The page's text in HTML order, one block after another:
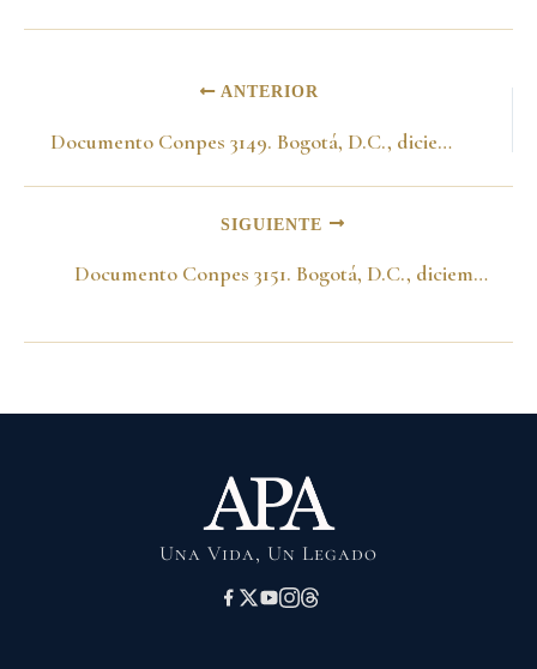
ANTERIOR
Documento Conpes 3149. Bogotá, D.C., diciembre 20 de 2001
SIGUIENTE
Documento Conpes 3151. Bogotá, D.C., diciembre 20 de 2001
Una Vida, Un Legado